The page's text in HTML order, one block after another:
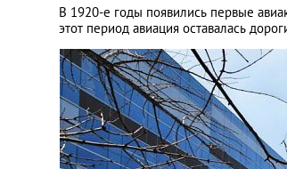
В 1920-е годы появились первые
этот период авиация оставалась